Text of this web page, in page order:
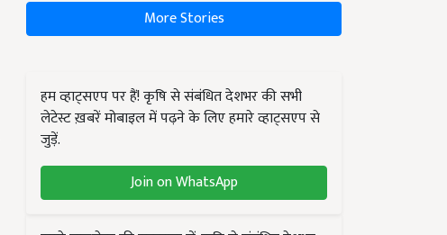
More Stories
हम व्हाट्सएप पर हैं! कृषि से संबंधित देशभर की सभी
लेटेस्ट ख़बरें मोबाइल में पढ़ने के लिए हमारे व्हाट्सएप से
जुड़ें.
Join on WhatsApp